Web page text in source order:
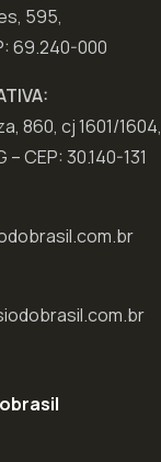
595,
69.240-000
860, cj 1601/1604,
CEP: 30.140-131